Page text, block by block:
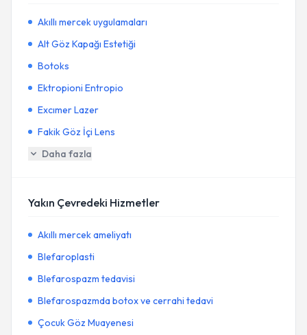
Akıllı mercek uygulamaları
Alt Göz Kapağı Estetiği
Botoks
Ektropioni Entropio
Excımer Lazer
Fakik Göz İçi Lens
Daha fazla
Yakın Çevredeki Hizmetler
Akıllı mercek ameliyatı
Blefaroplasti
Blefarospazm tedavisi
Blefarospazmda botox ve cerrahi tedavi
Çocuk Göz Muayenesi